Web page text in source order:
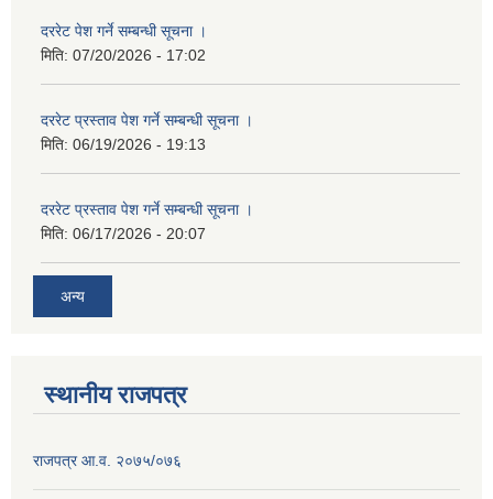
दररेट पेश गर्ने सम्बन्धी सूचना ।
मिति: 07/20/2026 - 17:02
दररेट प्रस्ताव पेश गर्ने सम्बन्धी सूचना ।
मिति: 06/19/2026 - 19:13
दररेट प्रस्ताव पेश गर्ने सम्बन्धी सूचना ।
मिति: 06/17/2026 - 20:07
अन्य
स्थानीय राजपत्र
राजपत्र आ.व. २०७५/०७६